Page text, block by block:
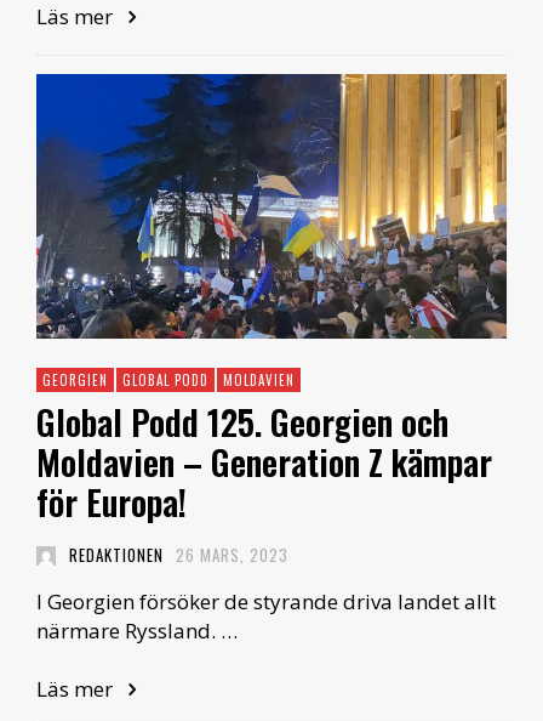
Läs mer
GEORGIEN GLOBAL PODD MOLDAVIEN
Global Podd 125. Georgien och
Moldavien – Generation Z kämpar
för Europa!
REDAKTIONEN 26 MARS, 2023
I Georgien försöker de styrande driva landet allt
närmare Ryssland. …
Läs mer